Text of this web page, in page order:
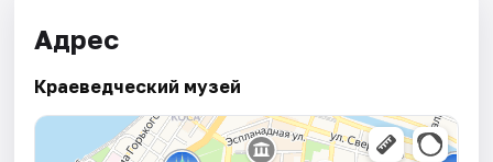
Адрес
Краеведческий музей